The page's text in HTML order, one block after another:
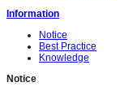
Information
Notice
Best Practice
Knowledge
Notice